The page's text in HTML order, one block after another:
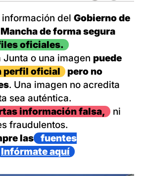
del Gobierno de
de forma segura
oficiales.
Junta o una imagen puede
perfil oficial
pero no
. Una imagen no acredita
sea auténtica.
información falsa,
ni
fraudulentos.
las
fuentes
Infórmate aquí